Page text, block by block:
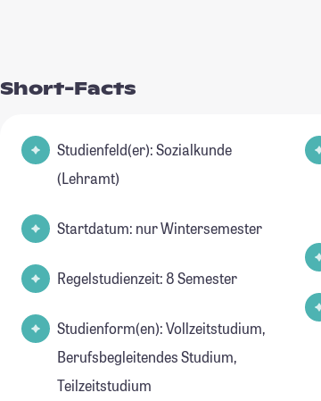
Short-Facts
Studienfeld(er): Sozialkunde
(Lehramt)
Startdatum: nur Wintersemester
Regelstudienzeit: 8 Semester
Studienform(en): Vollzeitstudium,
Berufsbegleitendes Studium,
Teilzeitstudium